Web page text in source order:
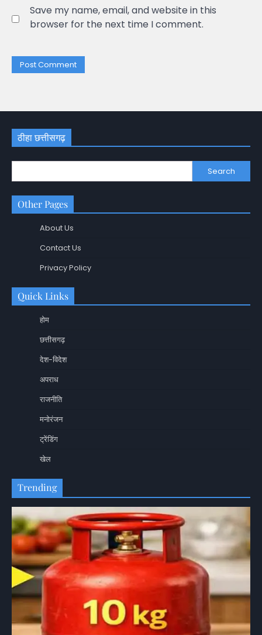
Save my name, email, and website in this
browser for the next time I comment.
ठीहा छत्तीसगढ़
Search
Other Pages
About Us
Contact Us
Privacy Policy
Quick Links
होम
छत्तीसगढ़
देश-विदेश
अपराध
राजनीति
मनोरंजन
ट्रेंडिंग
खेल
Trending